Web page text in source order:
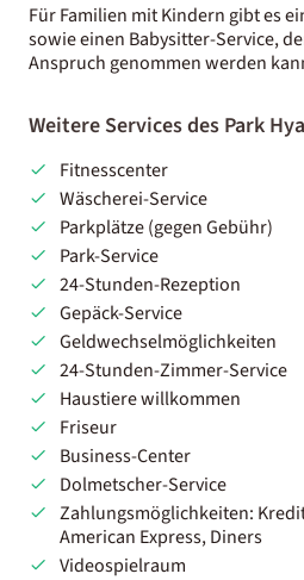
Für Familien mit Kindern gibt es
sowie einen Babysitter-Service,
Anspruch genommen werden
Weitere Services des Park
Fitnesscenter
Wäscherei-Service
Parkplätze (gegen Gebühr)
Park-Service
24-Stunden-Rezeption
Gepäck-Service
Geldwechselmöglichkeiten
24-Stunden-Zimmer-Service
Haustiere willkommen
Friseur
Business-Center
Dolmetscher-Service
Zahlungsmöglichkeiten:
American Express, Diners
Videospielraum